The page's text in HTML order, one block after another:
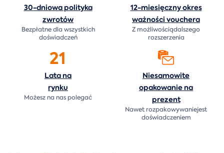
30-dniowa polityka
zwrotów
Bezpłatne dla wszystkich
doświadczeń
12-miesięczny okres
ważności vouchera
Z możliwościądalszego
rozszerzenia
21
Lata na
rynku
Możesz na nas polegać
Niesamowite
opakowanie na
prezent
Nawet rozpakowywaniejest
doświadczeniem